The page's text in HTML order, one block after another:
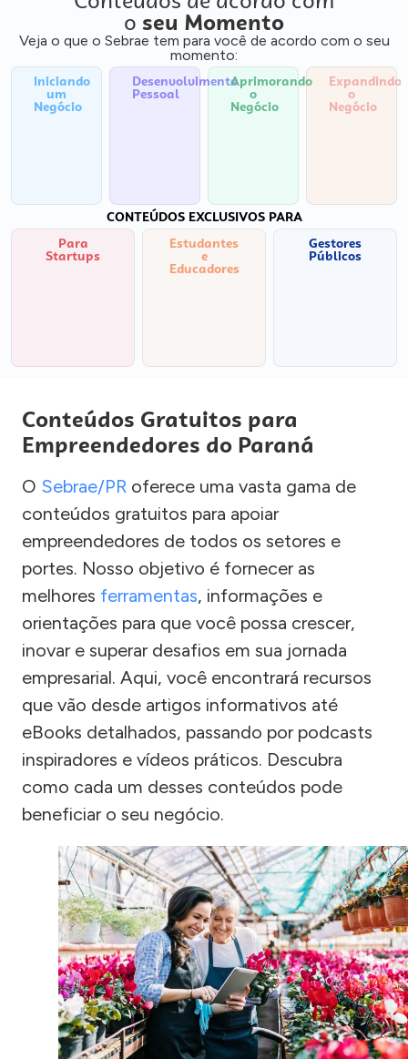
o seu Momento
Veja o que o Sebrae tem para você de acordo com o seu
momento:
Iniciando
um
Negócio
Desenvolvimento
Pessoal
Aprimorando
o
Negócio
Expandindo
o
Negócio
CONTEÚDOS EXCLUSIVOS PARA
Para
Startups
Estudantes
e
Educadores
Gestores
Públicos
Conteúdos Gratuitos para
Empreendedores do Paraná
O Sebrae/PR oferece uma vasta gama de
conteúdos gratuitos para apoiar
empreendedores de todos os setores e
portes. Nosso objetivo é fornecer as
melhores ferramentas, informações e
orientações para que você possa crescer,
inovar e superar desafios em sua jornada
empresarial. Aqui, você encontrará recursos
que vão desde artigos informativos até
eBooks detalhados, passando por podcasts
inspiradores e vídeos práticos. Descubra
como cada um desses conteúdos pode
beneficiar o seu negócio.